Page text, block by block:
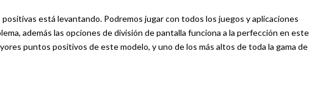
está levantando. Podremos jugar con todos los juegos y aplicaciones
además las opciones de división de pantalla funciona a la perfección en este
puntos positivos de este modelo, y uno de los más altos de toda la gama de